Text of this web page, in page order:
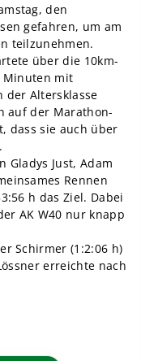
den
gefahren, um am
teilzunehmen.
über die 10km-
Minuten mit
der Altersklasse
auf der Marathon-
dass sie auch über
Gladys Just, Adam
Rennen
h das Ziel. Dabei
AK W40 nur knapp
Schirmer (1:2:06 h)
erreichte nach